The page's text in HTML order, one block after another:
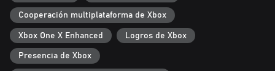
+ ¡Cross-play en modo cooperativo está disponible para todas
las plataformas!
¡Y recuerda que solo estarás a salvo junto a la luz de la antorcha!
Cooperación multiplataforma de Xbox
Xbox One X Enhanced Logros de Xbox
Presencia de Xbox